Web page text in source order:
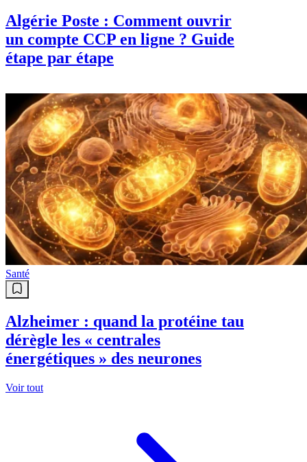
Algérie Poste : Comment ouvrir
un compte CCP en ligne ? Guide
étape par étape
Santé
Alzheimer : quand la protéine tau
dérègle les « centrales
énergétiques » des neurones
Voir tout